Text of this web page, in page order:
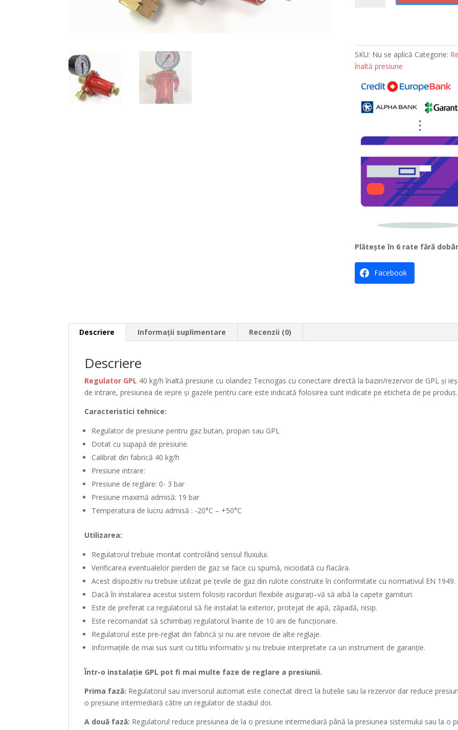
înaltă
presiune
cu
Tecnogas
t
e
SKU: Nu se aplică Categorie:
înaltă presiune
Plătește în 6 rate fără
Facebook
Descriere Informații suplimentare Recenzii (0)
Descriere
Regulator GPL 40 kg/hînaltă presiune cu olandez Tecnogas cu conectare directă la bazin/rezervor de GPLși
deintrare, presiunea deieșire și gazele pentru care esteindicată folosirea sunt indicate pe eticheta de pe produs.
Caracteristici tehnice:
Regulator depresiune pentru gaz butan, propan sau GPL
Dotat cu supapă depresiune.
Calibrat din fabrică 40 kg/h
Presiune intrare:
Presiune de reglare: 0- 3bar
Presiune maximă admisă: 19bar
Temperatura de lucru admisă : -20°C – +50°C
Utilizarea:
Regulatorul trebuie montat controlând sensul fluxului.
Verificarea eventualelor pierderi de gaz se face cu spumă, niciodată cuflacăra.
Acest dispozitiv nu trebuie utilizat pețevile de gaz din rulote construiteîn conformitate cu normativul EN 1949.
Dacă în instalarea acestui sistem folosiți racorduri flexibile asigurați–vă să aibă la capete garnituri.
Este de preferat ca regulatorul să fie instalatla exterior, protejat de apă, zăpadă, nisip.
Este recomandat să schimbați regulatorulînainte de 10 ani defuncționare.
Regulatorul este pre-reglat din fabrică și nu are nevoie de alte reglaje.
Informațiile demai sus sunt cu titlu informativși nu trebuie interpretate ca un instrument de garanție.
Într-o instalație GPL potfi mai multe faze de reglare a presiunii.
Prima fază: Regulatorul sau inversorul automat este conectat directla butelie sau la rezervor dar reduce
opresiune intermediară către un regulator de stadiul doi.
A două fază: Regulatorul reduce presiunea de la opresiune intermediară până la presiunea sistemului sau la o